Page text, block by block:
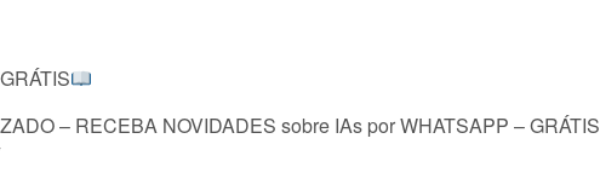
– RECEBA NOVIDADES sobre IAs por WHATSAPP – GRÁTIS